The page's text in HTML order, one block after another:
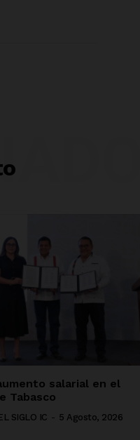
salarial en el
Tabasco
SIGLO IC - 5 Agosto, 2026